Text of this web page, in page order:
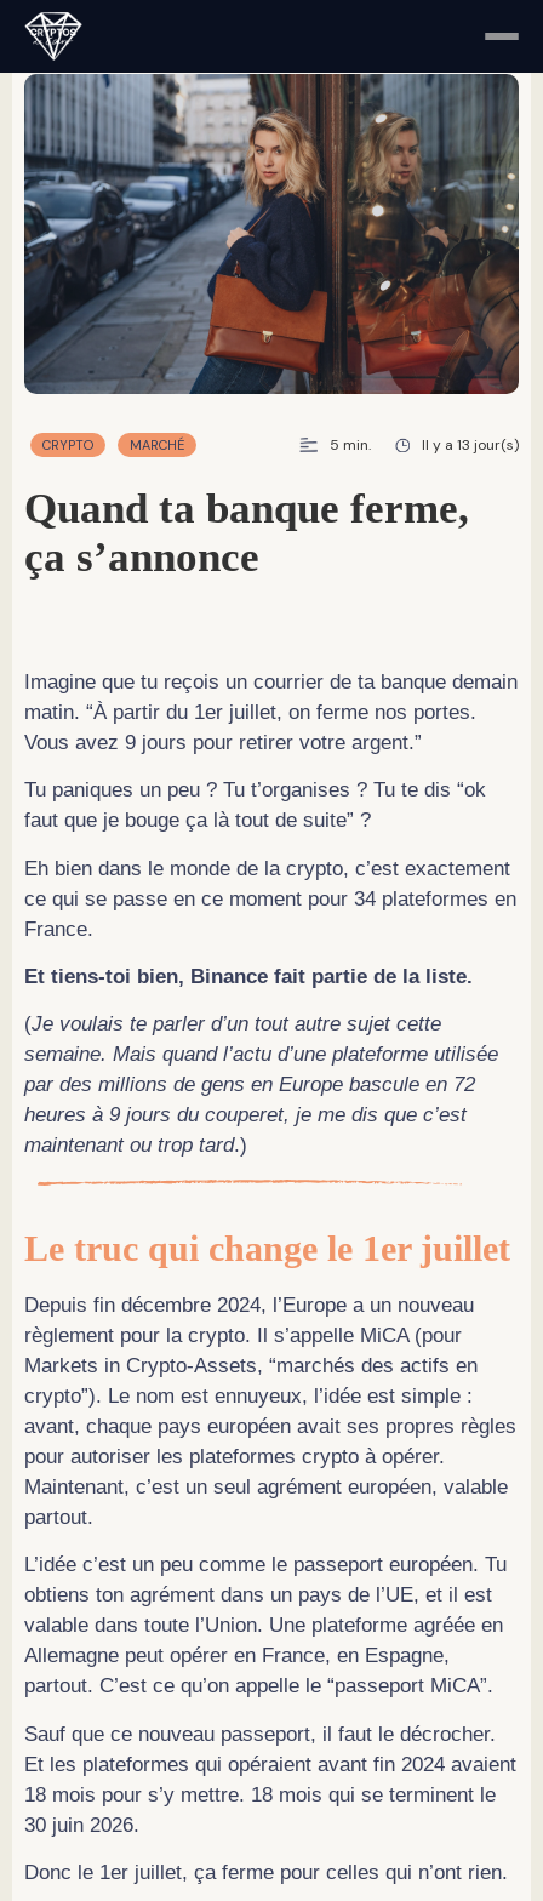
CRYPTO MARCHÉ 5 min. Il y a 13 jour(s)
quand ta banque ferme,
ça s’annonce
Imagine que tu reçois un courrier de ta banque demain
matin. “À partir du 1er juillet, on ferme nos portes.
Vous avez 9 jours pour retirer votre argent.”
Tu paniques un peu ? Tu t’organises ? Tu te dis “ok
faut que je bouge ça là tout de suite” ?
Eh bien dans le monde de la crypto, c’est exactement
ce qui se passe en ce moment pour 34 plateformes en
France.
Et tiens-toi bien, Binance fait partie de la liste.
(Je voulais te parler d’un tout autre sujet cette
semaine. Mais quand l’actu d’une plateforme utilisée
par des millions de gens en Europe bascule en 72
heures à 9 jours du couperet, je me dis que c’est
maintenant ou trop tard.)
Le truc qui change le 1er juillet
Depuis fin décembre 2024, l’Europe a un nouveau
règlement pour la crypto. Il s’appelle MiCA (pour
Markets in Crypto-Assets, “marchés des actifs en
crypto”). Le nom est ennuyeux, l’idée est simple :
avant, chaque pays européen avait ses propres règles
pour autoriser les plateformes crypto à opérer.
Maintenant, c’est un seul agrément européen, valable
partout.
L’idée c’est un peu comme le passeport européen. Tu
obtiens ton agrément dans un pays de l’UE, et il est
valable dans toute l’Union. Une plateforme agréée en
Allemagne peut opérer en France, en Espagne,
partout. C’est ce qu’on appelle le “passeport MiCA”.
Sauf que ce nouveau passeport, il faut le décrocher.
Et les plateformes qui opéraient avant fin 2024 avaient
18 mois pour s’y mettre. 18 mois qui se terminent le
30 juin 2026.
Donc le 1er juillet, ça ferme pour celles qui n’ont rien.